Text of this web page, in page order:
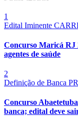
1
Edital Iminente
Concurso Maricá RJ
agentes de saúde
2
Definição de Banca
Concurso
banca; edital deve